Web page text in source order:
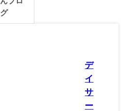
グ
デ
イ
サ
ー